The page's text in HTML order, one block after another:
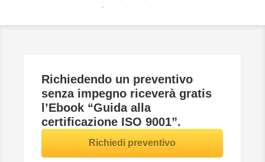
richieste. Il loro contributo è stato
Richiedendo un preventivo
senza impegno riceverà gratis
l’Ebook “Guida alla
certificazione ISO 9001”.
Richiedi preventivo